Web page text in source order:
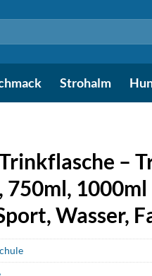
Strohalm
–
750ml,
Wasser,